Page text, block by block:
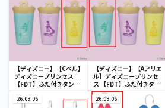
【ディズニー】【Cベル】
ディズニープリンセス
【FDT】ふた付きタンブ
【ディズニー】【Aアリエ
ル】ディズニープリンセ
ス 【FDT】ふた付きタン
ブラー
26.08.06 26.08.06